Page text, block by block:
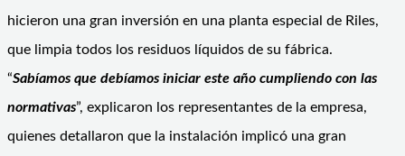
hicieron una gran inversión en una planta especial de Riles,
que limpia todos los residuos líquidos de su fábrica.
“Sabíamos que debíamos iniciar este año cumpliendo con las
normativas”, explicaron los representantes de la empresa,
quienes detallaron que la instalación implicó una gran